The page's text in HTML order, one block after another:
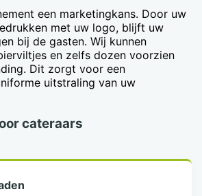
een marketingkans. Door uw
met uw logo, blijft uw
bij de gasten. Wij kunnen
en zelfs dozen voorzien
Dit zorgt voor een
uitstraling van uw
cateraars